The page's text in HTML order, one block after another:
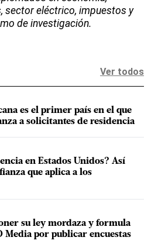
sector eléctrico, impuestos y
de investigación.
Ver todos
es el primer país en el que
a solicitantes de residencia
en Estados Unidos? Así
que aplica a los
su ley mordaza y formula
Media por publicar encuestas